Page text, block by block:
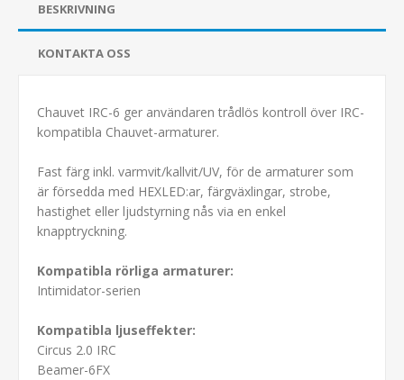
BESKRIVNING
KONTAKTA OSS
Chauvet IRC-6 ger användaren trådlös kontroll över IRC-
kompatibla Chauvet-armaturer.
Fast färg inkl. varmvit/kallvit/UV, för de armaturer som
är försedda med HEXLED:ar, färgväxlingar, strobe,
hastighet eller ljudstyrning nås via en enkel
knapptryckning.
Kompatibla rörliga armaturer:
Intimidator-serien
Kompatibla ljuseffekter:
Circus 2.0 IRC
Beamer-6FX